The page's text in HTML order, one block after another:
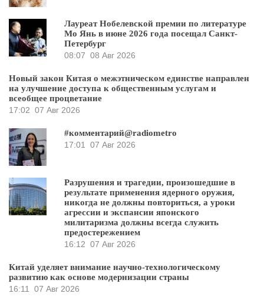
Лауреат Нобелевской премии по литературе
Мо Янь в июне 2026 года посещал Санкт-
Петербург
08:07 08 Авг 2026
Новый закон Китая о межэтническом единстве направлен
на улучшение доступа к общественным услугам и
всеобщее процветание
17:02 07 Авг 2026
#комментарий@radiometro
17:01
07 Авг 2026
Разрушения и трагедии, произошедшие в
результате применения ядерного оружия,
никогда не должны повториться, а уроки
агрессии и экспансии японского
милитаризма должны всегда служить
предостережением
16:12 07 Авг 2026
Китай уделяет внимание научно-технологическому
развитию как основе модернизации страны
16:11
07 Авг 2026